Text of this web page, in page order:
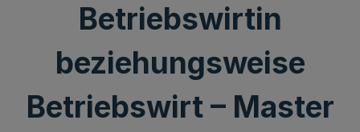
Betriebswirtin
beziehungsweise
Betriebswirt – Master